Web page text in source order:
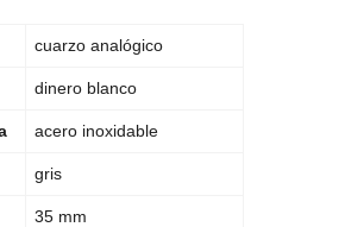
cuarzo analógico
dinero blanco
acero inoxidable
gris
35 mm